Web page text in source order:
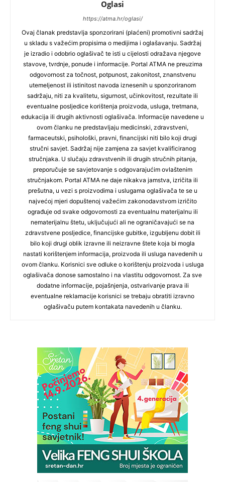
Oglasi
https://atma.hr/oglasi/
Ovaj članak predstavlja sponzorirani (plaćeni) promotivni sadržaj
u skladu s važećim propisima o medijima i oglašavanju. Sadržaj
je izradio i odobrio oglašivač te isti u cijelosti odražava njegove
stavove, tvrdnje, ponude i informacije. Portal ATMA ne preuzima
odgovornost za točnost, potpunost, zakonitost, znanstvenu
utemeljenost ili istinitost navoda iznesenih u sponzoriranom
sadržaju, niti za kvalitetu, sigurnost, učinkovitost, rezultate ili
eventualne posljedice korištenja proizvoda, usluga, tretmana,
edukacija ili drugih aktivnosti oglašivača. Informacije navedene u
ovom članku ne predstavljaju medicinski, zdravstveni,
farmaceutski, psihološki, pravni, financijski niti bilo koji drugi
stručni savjet. Sadržaj nije zamjena za savjet kvalificiranog
stručnjaka. U slučaju zdravstvenih ili drugih stručnih pitanja,
preporučuje se savjetovanje s odgovarajućim ovlaštenim
stručnjakom. Portal ATMA ne daje nikakva jamstva, izričita ili
prešutna, u vezi s proizvodima i uslugama oglašivača te se u
najvećoj mjeri dopuštenoj važećim zakonodavstvom izričito
ograđuje od svake odgovornosti za eventualnu materijalnu ili
nematerijalnu štetu, uključujući ali ne ograničavajući se na
zdravstvene posljedice, financijske gubitke, izgubljenu dobit ili
bilo koji drugi oblik izravne ili neizravne štete koja bi mogla
nastati korištenjem informacija, proizvoda ili usluga navedenih u
ovom članku. Korisnici sve odluke o korištenju proizvoda i usluga
oglašivača donose samostalno i na vlastitu odgovornost. Za sve
dodatne informacije, pojašnjenja, ostvarivanje prava ili
eventualne reklamacije korisnici se trebaju obratiti izravno
oglašivaču putem kontakata navedenih u članku.